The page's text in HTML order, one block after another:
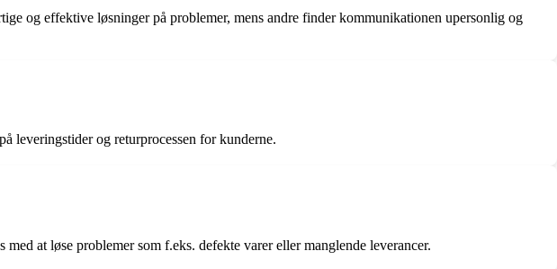
og effektive løsninger på problemer, mens andre finder kommunikationen upersonlig og
leveringstider og returprocessen for kunderne.
at løse problemer som f.eks. defekte varer eller manglende leverancer.